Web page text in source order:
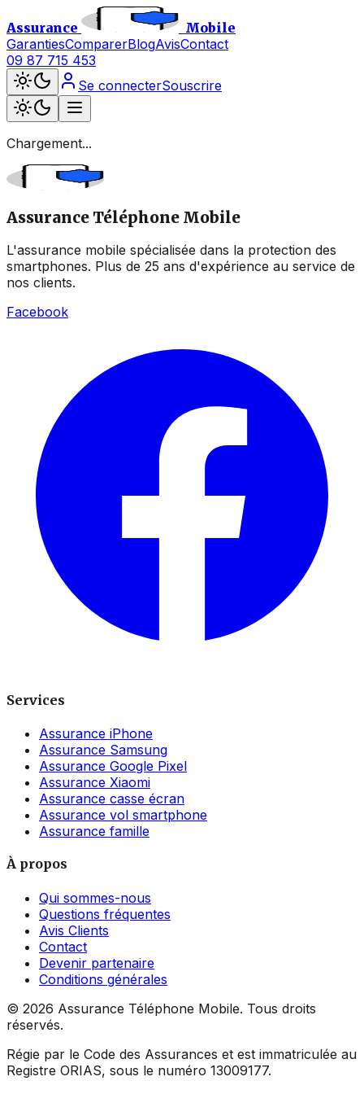
Assurance
Mobile
GarantiesComparerBlogAvisContact
09 87 715 453
Se connecterSouscrire
Chargement...
Assurance Téléphone Mobile
L'assurance mobile spécialisée dans la protection des
smartphones. Plus de 25 ans d'expérience au service de
nos clients.
Facebook
Services
Assurance iPhone
Assurance Samsung
Assurance Google Pixel
Assurance Xiaomi
Assurance casse écran
Assurance vol smartphone
Assurance famille
À propos
Qui sommes-nous
Questions fréquentes
Avis Clients
Contact
Devenir partenaire
Conditions générales
© 2026 Assurance Téléphone Mobile. Tous droits
réservés.
Régie par le Code des Assurances et est immatriculée au
Registre ORIAS, sous le numéro 13009177.